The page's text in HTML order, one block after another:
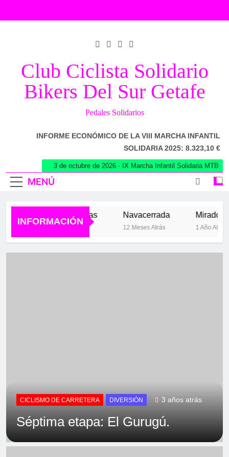
Club Ciclista Solidario
Bikers Del Sur Getafe
Pedales Solidarios
INFORME ECONÓMICO DE LA VIII MARCHA INFANTIL
SOLIDARIA 2025: 8.323,10 €
MENÚ
3 de octubre de 2026 · IX Marcha Infantil Solidaria MTB
INFORMACIÓN
Los 102 de las Vegas Navacerrada
12 Meses Atrás
Mirador
1 Año Atrás
CICLISMO DE CARRETERA DIVERSIÓN 3 años atrás
Séptima etapa: El Gurugú.